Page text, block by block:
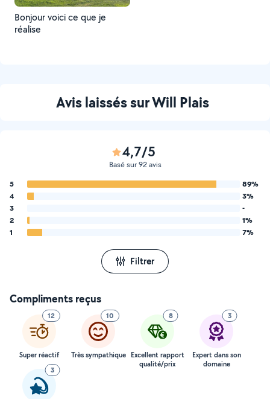
Bonjour voici ce que je
réalise
Avis laissés sur Will Plais
4,7/5
Basé sur 92 avis
5
89%
4
3%
3
-
2
1%
1
7%
Filtrer
Compliments reçus
12
Super réactif
10
Très sympathique
8
Excellent rapport
qualité/prix
3
Expert dans son
domaine
3